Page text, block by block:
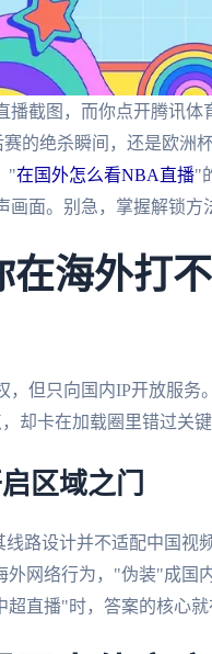
截图，而你点开腾讯
的绝杀瞬间，还是欧洲
"在国外怎么看NBA直播"
面。别急，掌握解锁方
在海外打
，但只向国内IP开放服
却卡在加载圈里错过关键
区域之门
路设计并不适配中国视
网络行为，"伪装"成国
直播"时，答案的核心就